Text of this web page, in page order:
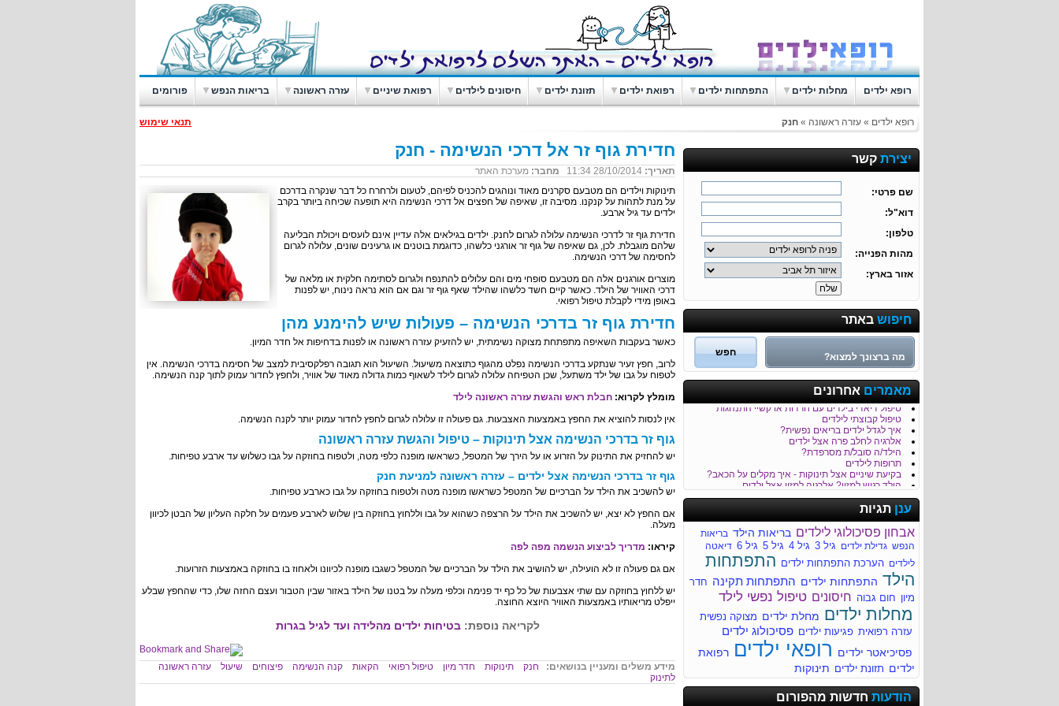
רופא ילדים מחלות ילדים התפתחות ילדים רפואת ילדים תזונת ילדים חיסונים לילדים רפואת שיניים עזרה ראשונה בריאות הנפש פורומים
תנאי שימוש רופא ילדים » עזרה ראשונה » חנק
יצירת קשר
שם פרטי:
דוא"ל:
טלפון:
מהות הפנייה:
אזור בארץ:
חיפוש באתר
מאמרים אחרונים
כמה נקי הגן של הילד/ה שלך?
טיפול בבעיות התנהגות וכעסים של ילדים
טיפול דיאדי בילדים עם חרדות או קשיי התנהגות
טיפול קבוצתי לילדים
איך לגדל ילדים בריאים נפשית?
אלרגיה לחלב פרה אצל ילדים
הילד/ה סובל/ת מסרפדת?
תרופות לילדים
בקיעת שיניים אצל תינוקות - איך מקלים על הכאב?
הילד רגיש למזון? אלרגיה למזון אצל ילדים
לילד/ה יש קלקול קיבה?
חבלת ראש והגשת עזרה ראשונה לילד
דלקת קרום המוח Meningitis
חשוב לדעת על מיגרנות בילדים
עקיצות של חרקים - טיפול בילד לאחר עקיצה
סימפטומים נפוצים של מחלות ילדים
איך מזהים שהילד סובל מהתייבשות?
למה הילד/ה סובל/ת מהקאות?
רפואת ילדים
מחלות ילדים
מתי הילד שלך זקוק לעזרה מקצועית?
לדעת יותר על צהבת ילודים
מחלת הנשיקה (Infectious mononucleosis)
מומים מולדים - התפתחותיים ומבניים
ענן תגיות
אבחון פסיכולוגי לילדים בריאות הילד בריאות
הנפש גדילת ילדים גיל 3 גיל 4 גיל 5 גיל 6
דיאטה
לילדים הערכת התפתחות ילדים התפתחות
הילד התפתחות ילדים התפתחות תקינה חדר
מיון חום גבוה חיסונים טיפול נפשי לילד
מחלות ילדים מחלת ילדים מצוקה נפשית
עזרה רפואית פגיעות ילדים פסיכולוג ילדים
פסיכיאטר ילדים רופאי ילדים רפואת
ילדים תזונת ילדים תינוקות
הודעות חדשות מהפורום
ריור בעקבות דלקת גרון
ריור בעקבות דלקת גרון
חדירת גוף זר אל דרכי הנשימה - חנק
תאריך: מחבר: מערכת האתר
תינוקות וילדים הם מטבעם סקרנים מאוד ונוהגים להכניס לפיהם, לטעום ולרחרח כל דבר שנקרה בדרכם
על מנת לתהות על קנקנו. מסיבה זו, שאיפה של חפצים אל דרכי הנשימה היא תופעה שכיחה ביותר בקרב
ילדים עד גיל ארבע.
חדירת גוף זר לדרכי הנשימה עלולה לגרום לחנק. ילדים בגילאים אלה עדיין אינם לועסים ויכולת הבליעה
שלהם מוגבלת. לכן, גם שאיפה של גוף זר אורגני כלשהו, כדוגמת בוטנים או גרעינים שונים, עלולה לגרום
לחסימה של דרכי הנשימה.
מוצרים אורגנים אלה הם מטבעם סופחי מים והם עלולים להתנפח ולגרום לסתימה חלקית או מלאה של
דרכי האוויר של הילד. כאשר קיים חשד כלשהו שהילד שאף גוף זר וגם אם הוא נראה נינוח, יש לפנות
באופן מידי לקבלת טיפול רפואי.
חדירת גוף זר בדרכי הנשימה – פעולות שיש להימנע מהן
כאשר בעקבות השאיפה מתפתחת מצוקה נשימתית, יש להזעיק עזרה ראשונה או לפנות בדחיפות אל חדר המיון.
לרוב, חפץ זעיר שנתקע בדרכי הנשימה נפלט מהגוף כתוצאה משיעול. השיעול הוא תגובה רפלקסיבית למצב של חסימה בדרכי הנשימה. אין
לטפוח על גבו של ילד משתעל, שכן הטפיחה עלולה לגרום לילד לשאוף כמות גדולה מאוד של אוויר, ולחפץ לחדור עמוק לתוך קנה הנשימה.
מומלץ לקרוא: חבלת ראש והגשת עזרה ראשונה לילד
אין לנסות להוציא את החפץ באמצעות האצבעות. גם פעולה זו עלולה לגרום לחפץ לחדור עמוק יותר לקנה הנשימה.
גוף זר בדרכי הנשימה אצל תינוקות – טיפול והגשת עזרה ראשונה
יש להחזיק את התינוק על הזרוע או על הירך של המטפל, כשראשו מופנה כלפי מטה, ולטפוח בחוזקה על גבו כשלוש עד ארבע טפיחות.
גוף זר בדרכי הנשימה אצל ילדים – עזרה ראשונה למניעת חנק
יש להשכיב את הילד על הברכיים של המטפל כשראשו מופנה מטה ולטפוח בחוזקה על גבו כארבע טפיחות.
אם החפץ לא יצא, יש להשכיב את הילד על הרצפה כשהוא על גבו וללחוץ בחוזקה בין שלוש לארבע פעמים על חלקה העליון של הבטן לכיוון
מעלה.
קיראו: מדריך לביצוע הנשמה מפה לפה
אם גם פעולה זו לא הועילה, יש להושיב את הילד על הברכיים של המטפל כשגבו מופנה לכיוונו ולאחוז בו בחוזקה באמצעות הזרועות.
יש ללחוץ בחוזקה עם שתי אצבעות של כל כף יד פנימה וכלפי מעלה על בטנו של הילד באזור שבין הטבור ועצם החזה שלו, כדי שהחפץ שבלע
ייפלט מריאותיו באמצעות האוויר היוצא החוצה.
לקריאה נוספת: בטיחות ילדים מהלידה ועד לגיל בגרות
מידע משלים ומעניין בנושאים: חנק תינוקות חדר מיון טיפול רפואי הקאות קנה הנשימה פיצוחים שיעול
עזרה ראשונה
לתינוק